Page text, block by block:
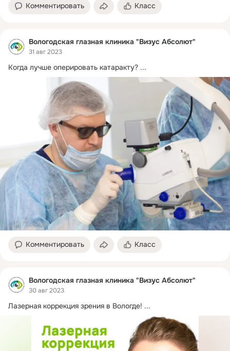
Комментировать Класс
Вологодская глазная клиника "Визус Абсолют"
31 авг 2023
Когда лучше оперировать катаракту? ...
Комментировать Класс
Вологодская глазная клиника "Визус Абсолют"
30 авг 2023
Лазерная коррекция зрения в Вологде! ...